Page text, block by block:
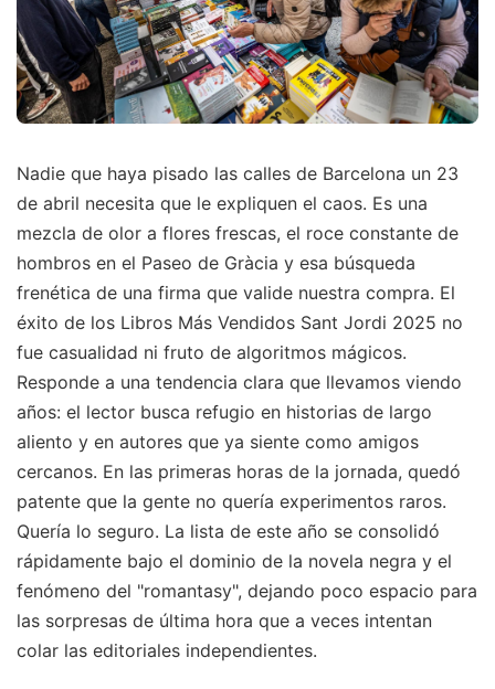
Nadie que haya pisado las calles de Barcelona un 23
de abril necesita que le expliquen el caos. Es una
mezcla de olor a flores frescas, el roce constante de
hombros en el Paseo de Gràcia y esa búsqueda
frenética de una firma que valide nuestra compra. El
éxito de los Libros Más Vendidos Sant Jordi 2025 no
fue casualidad ni fruto de algoritmos mágicos.
Responde a una tendencia clara que llevamos viendo
años: el lector busca refugio en historias de largo
aliento y en autores que ya siente como amigos
cercanos. En las primeras horas de la jornada, quedó
patente que la gente no quería experimentos raros.
Quería lo seguro. La lista de este año se consolidó
rápidamente bajo el dominio de la novela negra y el
fenómeno del "romantasy", dejando poco espacio para
las sorpresas de última hora que a veces intentan
colar las editoriales independientes.